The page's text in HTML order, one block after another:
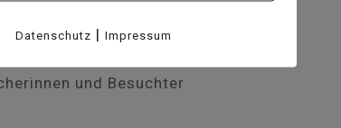
Barriere» der Fotografin
Wintersaison in der
grösstenteils,
und Besuchter
Datenschutz | Impressum